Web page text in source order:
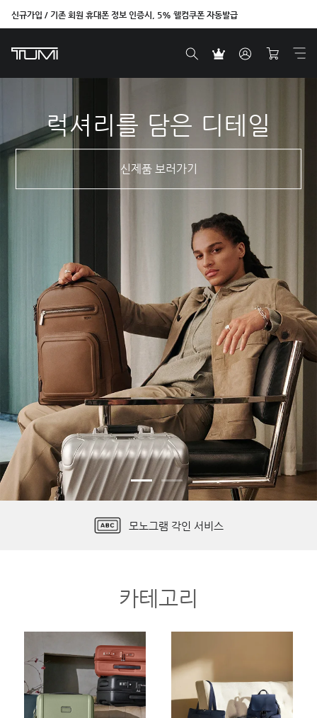
신규가입 / 기존 회원 휴대폰 정보 인증시, 5% 웰컴쿠폰 자동발급
벤트라 컬렉션을 온라인에서만 단독으로 만나보세요.
럭셔리를 담은 디테일
신제품 보러가기
무료 배송 & 편리한 반품
제품 보증 정책
모노그램 각인 서비스
투미 트레이서 등록
카테고리